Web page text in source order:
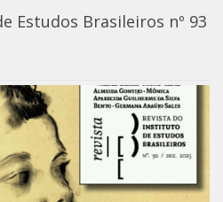
Estudos Brasileiros nº 93